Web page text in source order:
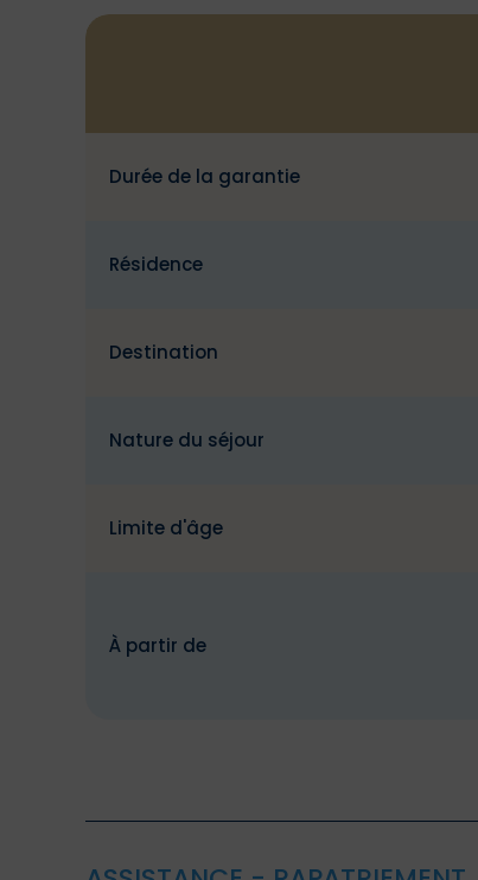
Durée de la garantie
Résidence
Destination
Nature du séjour
Limite d'âge
À partir de